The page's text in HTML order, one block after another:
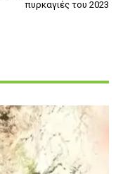
πυρκαγιές του 2023